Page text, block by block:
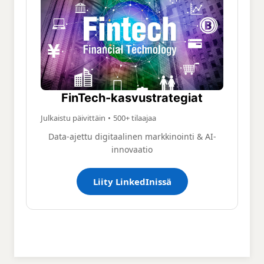
FinTech-kasvustrategiat
Julkaistu päivittäin • 500+ tilaajaa
Data-ajettu digitaalinen markkinointi & AI-
innovaatio
Liity LinkedInissä